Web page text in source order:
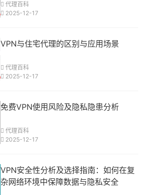
代理百科
2025-12-17
VPN与住宅代理的区别与应用场景
代理百科
2025-12-17
免费VPN使用风险及隐私隐患分析
代理百科
2025-12-17
VPN安全性分析及选择指南：如何在复
杂网络环境中保障数据与隐私安全